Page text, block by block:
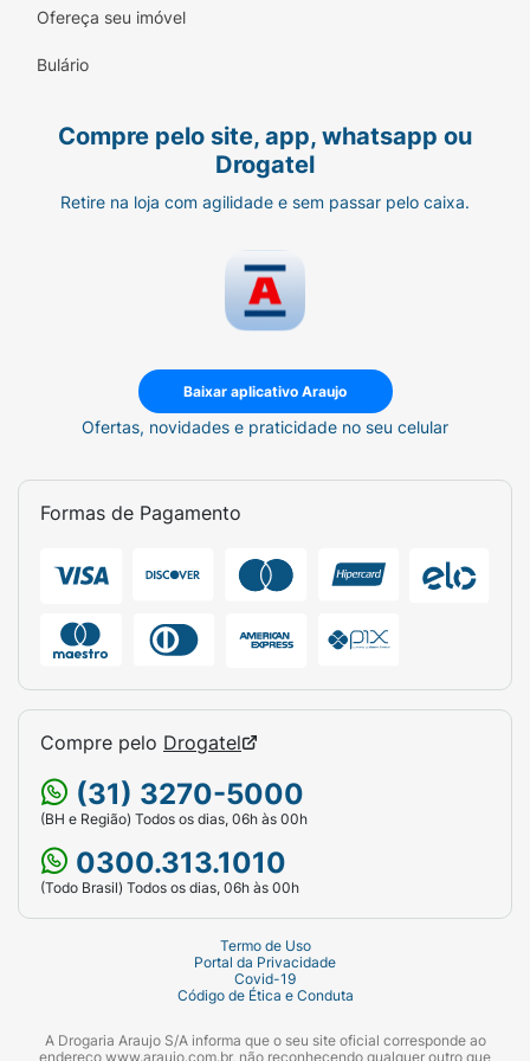
Ofereça seu imóvel
Bulário
Compre pelo site, app, whatsapp ou
Drogatel
Retire na loja com agilidade e sem passar pelo caixa.
Baixar aplicativo Araujo
Ofertas, novidades e praticidade no seu celular
Formas de Pagamento
Compre pelo Drogatel
(31) 3270-5000
(BH e Região) Todos os dias, 06h às 00h
0300.313.1010
(Todo Brasil) Todos os dias, 06h às 00h
Termo de Uso
Portal da Privacidade
Covid-19
Código de Ética e Conduta
A Drogaria Araujo S/A informa que o seu site oficial corresponde ao
endereço www.araujo.com.br, não reconhecendo qualquer outro que